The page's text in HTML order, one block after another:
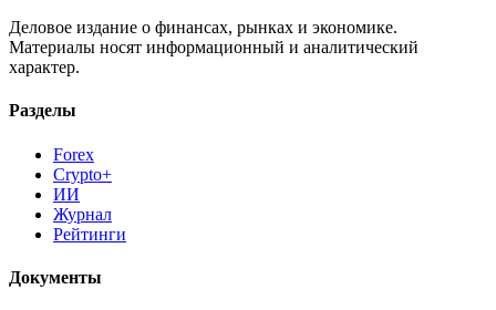
Деловое издание о финансах, рынках и экономике.
Материалы носят информационный и аналитический
характер.
Разделы
Forex
Crypto+
ИИ
Журнал
Рейтинги
Документы